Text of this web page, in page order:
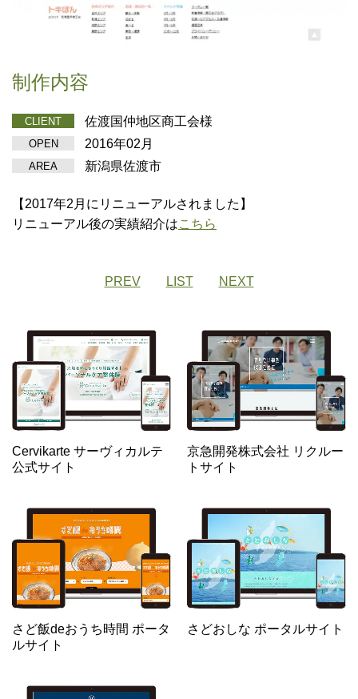
制作内容
CLIENT 佐渡国仲地区商工会様
OPEN 2016年02月
AREA 新潟県佐渡市
【2017年2月にリニューアルされました】
リニューアル後の実績紹介はこちら
PREV LIST NEXT
Cervikarte サーヴィカルテ
公式サイト
京急開発株式会社 リクルー
トサイト
さど飯deおうち時間 ポータ
ルサイト
さどおしな ポータルサイト